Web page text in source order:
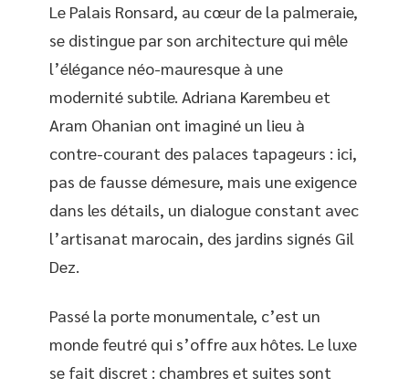
Le Palais Ronsard, au cœur de la palmeraie,
se distingue par son architecture qui mêle
l’élégance néo-mauresque à une
modernité subtile. Adriana Karembeu et
Aram Ohanian ont imaginé un lieu à
contre-courant des palaces tapageurs : ici,
pas de fausse démesure, mais une exigence
dans les détails, un dialogue constant avec
l’artisanat marocain, des jardins signés Gil
Dez.
Passé la porte monumentale, c’est un
monde feutré qui s’offre aux hôtes. Le luxe
se fait discret : chambres et suites sont